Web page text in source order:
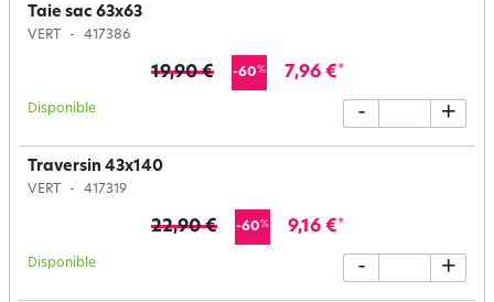
Taie sac 63x63
VERT 417386
19,90 € -60% 7,96 €*
Disponible - +
Traversin 43x140
VERT 417319
22,90 € -60% 9,16 €*
Disponible - +